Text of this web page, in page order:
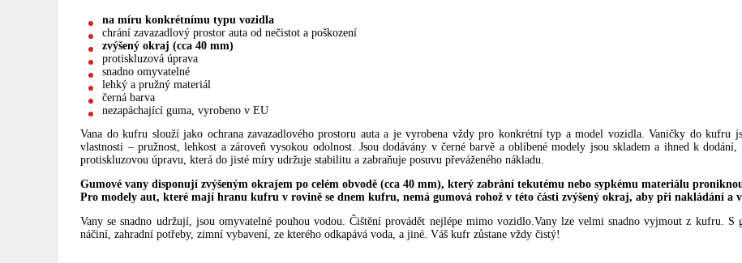
na míru konkrétnímu typu vozidla
chrání zavazadlový prostor auta od nečistot a poškození
zvýšený okraj (cca 40 mm)
protiskluzová úprava
snadno omyvatelné
lehký a pružný materiál
černá barva
nezapáchající guma, vyrobeno v EU
Vana do kufru slouží jako ochrana zavazadlového prostoru auta a je vyrobena vždy pro konkrétní typ a model vozidla. Vaničky do kufru
vlastnosti – pružnost, lehkost a zároveň vysokou odolnost. Jsou dodávány v černé barvě a oblíbené modely jsou skladem a ihned k
protiskluzovou úpravu, která do jisté míry udržuje stabilitu a zabraňuje posuvu převáženého nákladu.
Gumové vany disponují zvýšeným okrajem po celém obvodě (cca 40 mm), který zabrání tekutému nebo sypkému materiálu
Pro modely aut, které mají hranu kufru v rovině se dnem kufru, nemá gumová rohož v této části zvýšený okraj, aby při nakládání a
Vany se snadno udržují, jsou omyvatelné pouhou vodou. Čištění provádět nejlépe mimo vozidlo.Vany lze velmi snadno vyjmout z kufru. S
náčiní, zahradní potřeby, zimní vybavení, ze kterého odkapává voda, a jiné. Váš kufr zůstane vždy čistý!